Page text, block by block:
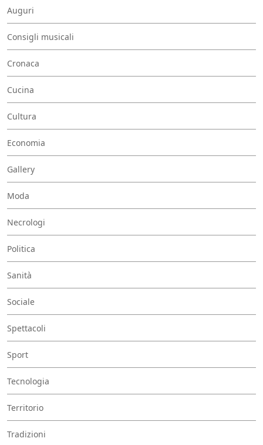
Auguri
Consigli musicali
Cronaca
Cucina
Cultura
Economia
Gallery
Moda
Necrologi
Politica
Sanità
Sociale
Spettacoli
Sport
Tecnologia
Territorio
Tradizioni